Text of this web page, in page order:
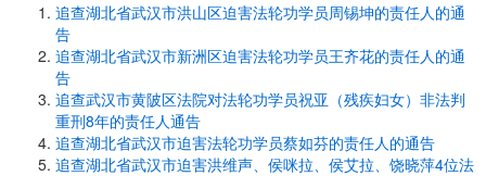
追查湖北省武汉市洪山区迫害法轮功学员周锡坤的责任人的通
告
追查湖北省武汉市新洲区迫害法轮功学员王齐花的责任人的通
告
追查武汉市黄陂区法院对法轮功学员祝亚（残疾妇女）非法判
重刑8年的责任人通告
追查湖北省武汉市迫害法轮功学员蔡如芬的责任人的通告
追查湖北省武汉市迫害洪维声、侯咪拉、侯艾拉、饶晓萍4位法